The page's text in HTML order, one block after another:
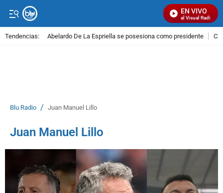
EN VIVO
Señal Visual Radio
Tendencias: Abelardo De La Espriella se posesiona como presidente
Blu Radio / Juan Manuel Lillo
Juan Manuel Lillo